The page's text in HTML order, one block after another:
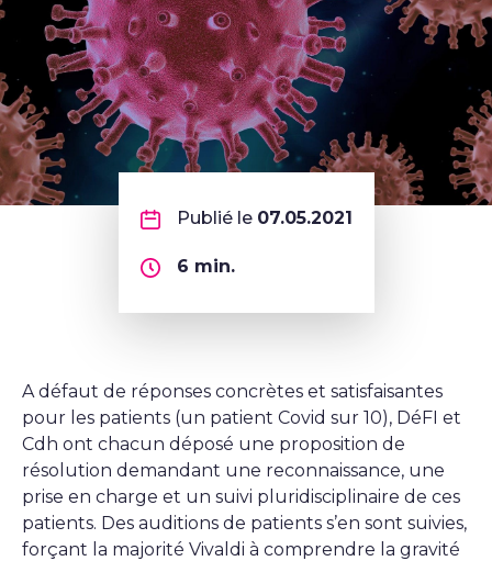
Publié le 07.05.2021
6 min.
A défaut de réponses concrètes et satisfaisantes
pour les patients (un patient Covid sur 10), DéFI et
Cdh ont chacun déposé une proposition de
résolution demandant une reconnaissance, une
prise en charge et un suivi pluridisciplinaire de ces
patients. Des auditions de patients s’en sont suivies,
forçant la majorité Vivaldi à comprendre la gravité